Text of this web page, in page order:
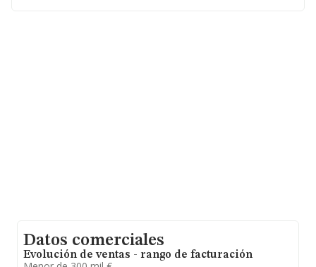
Datos comerciales
Evolución de ventas - rango de facturación